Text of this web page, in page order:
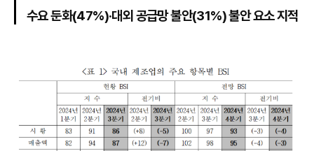
수요 둔화(47%)·대외 공급망 불안(31%) 불안 요소 지적